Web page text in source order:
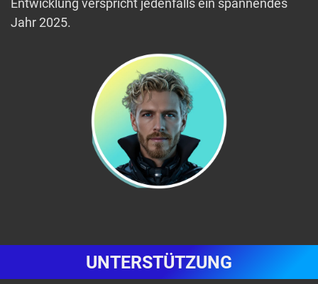
Entwicklung verspricht jedenfalls ein spannendes
Jahr 2025.
UNTERSTÜTZUNG